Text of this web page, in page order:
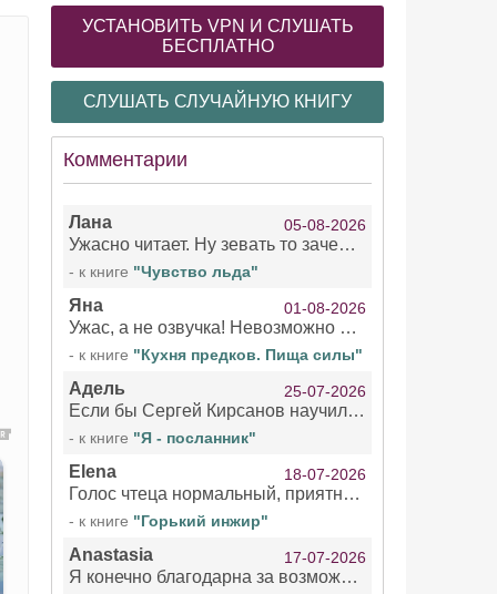
УСТАНОВИТЬ VPN И СЛУШАТЬ
БЕСПЛАТНО
СЛУШАТЬ СЛУЧАЙНУЮ КНИГУ
Комментарии
Лана 05-08-2026
Ужасно читает. Ну зевать то зачем. Уже не говорю, что ударения ставит, как хочет.
- к книге "Чувство льда"
Яна 01-08-2026
Ужас, а не озвучка! Невозможно вникать в смысл текста из за кривляний чтеца
- к книге "Кухня предков. Пища силы"
Адель 25-07-2026
Если бы Сергей Кирсанов научился не сглатывать каждые 1-2 минуты слюну, так что слышно в микрофоне и, что вызывает отвращение, то мелжно было бы слушать.
- к книге "Я - посланник"
Elena 18-07-2026
Голос чтеца нормальный, приятный тембр. Мне очень понравилось озвучивание рассказа. Очень странный отзыв Надежды. Может у неё что-то с нервами?
- к книге "Горький инжир"
Anastasia 17-07-2026
Я конечно благодарна за возможность бесплатно слушать книги даже новинки , но чтение этой книги просто ужасно